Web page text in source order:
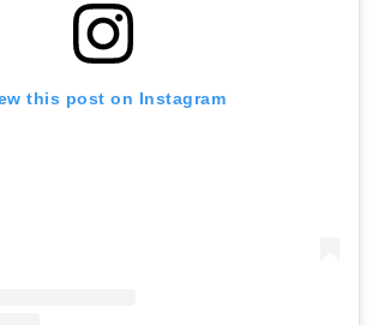
this post on Instagram